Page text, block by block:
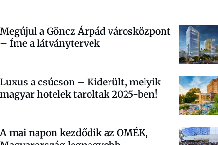
Megújul a Göncz Árpád városközpont
– Íme a látványtervek
Luxus a csúcson – Kiderült, melyik
magyar hotelek taroltak 2025-ben!
A mai napon kezdődik az OMÉK,